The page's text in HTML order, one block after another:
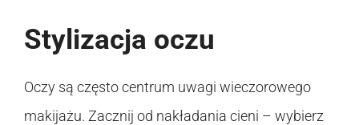
Stylizacja oczu
Oczy są często centrum uwagi wieczorowego
makijażu. Zacznij od nakładania cieni – wybierz